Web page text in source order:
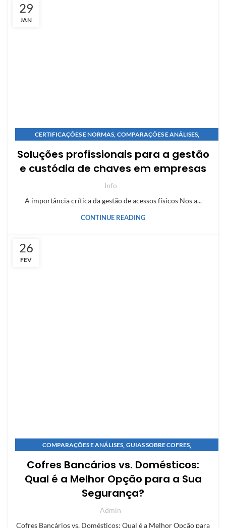
29
JAN
CERTIFICAÇÕES E NORMAS, COMPARAÇÕES E ANÁLISES,
NOVIDADES E INOVAÇÕES
Soluções profissionais para a gestão
e custódia de chaves em empresas
Info
A importância crítica da gestão de acessos físicos Nos a...
CONTINUE READING
26
FEV
COMPARAÇÕES E ANÁLISES, GUIAS SOBRE COFRES,
Cofres Bancários vs. Domésticos:
Qual é a Melhor Opção para a Sua
Segurança?
Admin
Cofres Bancários vs. Domésticos: Qual é a Melhor Opção para